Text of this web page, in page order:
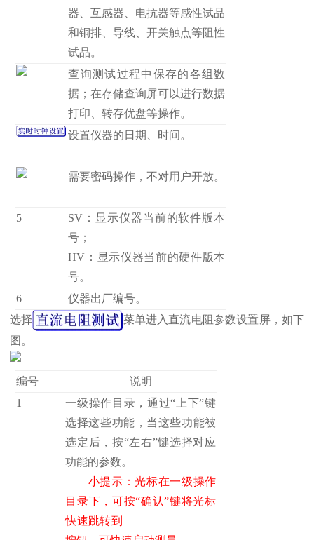
器、互感器、电抗器等感性试品
和铜排、导线、开关触点等阻性
试品。
查询测试过程中保存的各组数
据；在存储查询屏可以进行数据
打印、转存优盘等操作。
设置仪器的日期、时间。
需要密码操作，不对用户开放。
5
SV：显示仪器当前的软件版本
号；
HV：显示仪器当前的硬件版本
号。
6
仪器出厂编号。
选择
菜单进入直流电阻参数设置屏，如下
图。
编号
说明
1
一级操作目录，通过“上下”键
选择这些功能，当这些功能被
选定后，按“左右”键选择对应
功能的参数。
小提示：光标在一级操作
目录下，可按“确认”键将光标
快速跳转到